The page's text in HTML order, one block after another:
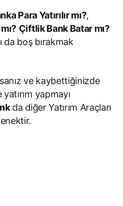
Para Yatırılır mı?,
Çiftlik Bank Batar mı?
da boş bırakmak
ve kaybettiğinizde
yapmayı
da diğer Yatırım Araçları